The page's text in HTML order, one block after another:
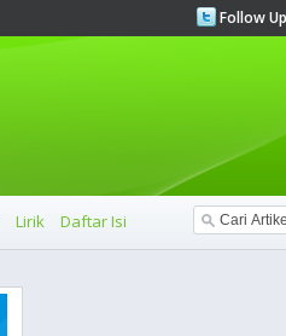
Follow Up
Lirik Daftar Isi